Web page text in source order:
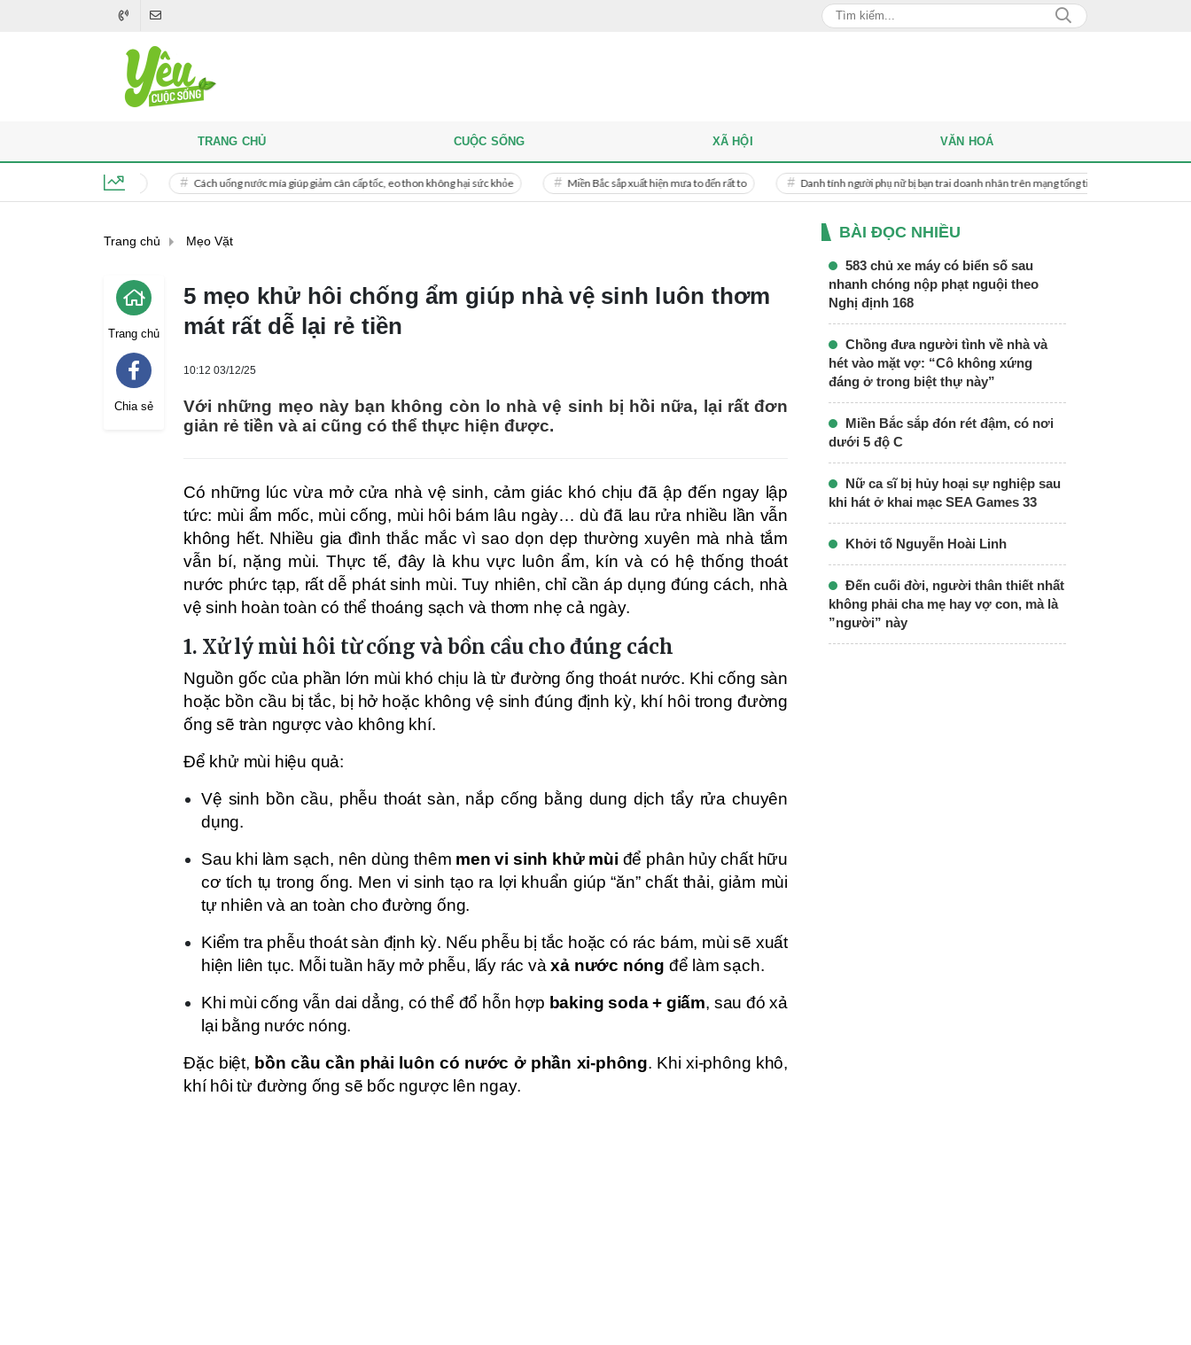
Cách uống nước mía giúp giảm cân cấp tốc, eo thon không hại sức khỏe Miền Bắc sắp xuất hiện mưa to đến rất to Danh tính người phụ nữ bị bạn trai doanh nhân trên mạng tống tiền 4 tỷ đồng
TRANG CHỦ CUỘC SỐNG XÃ HỘI VĂN HOÁ
Trang chủ Mẹo Vặt
Trang chủ
Chia sẻ
5 mẹo khử hôi chống ẩm giúp nhà vệ sinh luôn thơm
mát rất dễ lại rẻ tiền
10:12 03/12/25
Với những mẹo này bạn không còn lo nhà vệ sinh bị hồi nữa, lại rất đơn
giản rẻ tiền và ai cũng có thể thực hiện được.
Có những lúc vừa mở cửa nhà vệ sinh, cảm giác khó chịu đã ập đến ngay lập
tức: mùi ẩm mốc, mùi cống, mùi hôi bám lâu ngày… dù đã lau rửa nhiều lần vẫn
không hết. Nhiều gia đình thắc mắc vì sao dọn dẹp thường xuyên mà nhà tắm
vẫn bí, nặng mùi. Thực tế, đây là khu vực luôn ẩm, kín và có hệ thống thoát
nước phức tạp, rất dễ phát sinh mùi. Tuy nhiên, chỉ cần áp dụng đúng cách, nhà
vệ sinh hoàn toàn có thể thoáng sạch và thơm nhẹ cả ngày.
1. Xử lý mùi hôi từ cống và bồn cầu cho đúng cách
Nguồn gốc của phần lớn mùi khó chịu là từ đường ống thoát nước. Khi cống sàn
hoặc bồn cầu bị tắc, bị hở hoặc không vệ sinh đúng định kỳ, khí hôi trong đường
ống sẽ tràn ngược vào không khí.
Để khử mùi hiệu quả:
Vệ sinh bồn cầu, phễu thoát sàn, nắp cống bằng dung dịch tẩy rửa chuyên
dụng.
Sau khi làm sạch, nên dùng thêm men vi sinh khử mùi để phân hủy chất hữu
cơ tích tụ trong ống. Men vi sinh tạo ra lợi khuẩn giúp “ăn” chất thải, giảm mùi
tự nhiên và an toàn cho đường ống.
Kiểm tra phễu thoát sàn định kỳ. Nếu phễu bị tắc hoặc có rác bám, mùi sẽ xuất
hiện liên tục. Mỗi tuần hãy mở phễu, lấy rác vàxả nước nóng để làm sạch.
Khi mùi cống vẫn dai dẳng, có thể đổ hỗn hợp baking soda + giấm, sau đó xả
lại bằng nước nóng.
Đặc biệt, bồn cầu cần phải luôn có nước ở phần xi-phông. Khi xi-phông khô,
khí hôi từ đường ống sẽ bốc ngược lên ngay.
BÀI ĐỌC NHIỀU
583 chủ xe máy có biển số sau
nhanh chóng nộp phạt nguội theo
Nghị định 168
Chồng đưa người tình về nhà và
hét vào mặt vợ: “Cô không xứng
đáng ở trong biệt thự này”
Miền Bắc sắp đón rét đậm, có nơi
dưới 5 độ C
Nữ ca sĩ bị hủy hoại sự nghiệp sau
khi hát ở khai mạc SEA Games 33
Khởi tố Nguyễn Hoài Linh
Đến cuối đời, người thân thiết nhất
không phải cha mẹ hay vợ con, mà là
”người” này